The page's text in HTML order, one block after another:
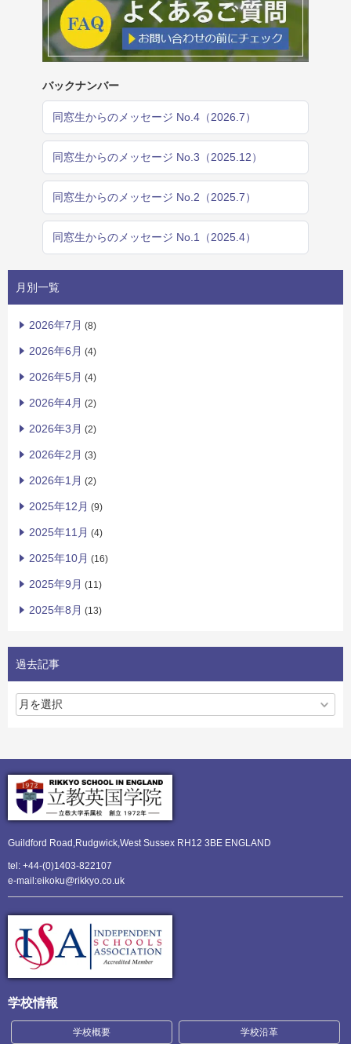
バックナンバー
同窓生からのメッセージ No.4（2026.7）
同窓生からのメッセージ No.3（2025.12）
同窓生からのメッセージ No.2（2025.7）
同窓生からのメッセージ No.1（2025.4）
月別一覧
2026年7月 (8)
2026年6月 (4)
2026年5月 (4)
2026年4月 (2)
2026年3月 (2)
2026年2月 (3)
2026年1月 (2)
2025年12月 (9)
2025年11月 (4)
2025年10月 (16)
2025年9月 (11)
2025年8月 (13)
過去記事
Guildford Road,Rudgwick,West Sussex RH12 3BE ENGLAND
tel: +44-(0)1403-822107
e-mail:eikoku@rikkyo.co.uk
学校情報
学校概要 学校沿革